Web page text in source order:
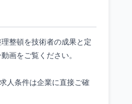
整頓を技術者の成果と定
画をご覧ください。
人条件は企業に直接ご確